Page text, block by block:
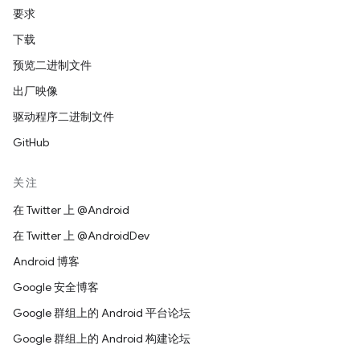
要求
下载
预览二进制文件
出厂映像
驱动程序二进制文件
GitHub
关注
在 Twitter 上 @Android
在 Twitter 上 @AndroidDev
Android 博客
Google 安全博客
Google 群组上的 Android 平台论坛
Google 群组上的 Android 构建论坛